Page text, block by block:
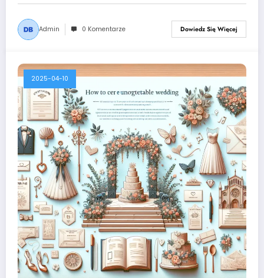
Admin 0 Komentarze Dowiedz Się Więcej
2025-04-10